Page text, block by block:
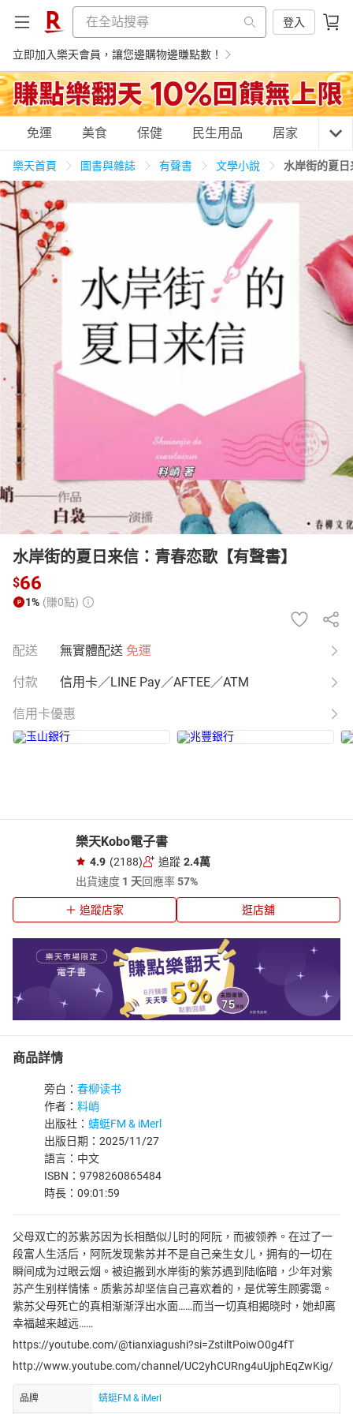
登入
立即加入樂天會員，讓您邊購物邊賺點數！
購物網分類
天天免運 養生保健
居家生活 3C家電 運動休閒 親子玩具
男裝 化妝保養
電子/紙本書
免運 美食 保健 民生用品 居家 3C
樂天首頁 圖書與雜誌 有聲書 文學小說 水岸街的夏
水岸街的夏日来信：青春恋歌【有聲書】
$66
1% (賺0點)
配送 無實體配送 免運
付款 信用卡／LINE Pay／AFTEE／ATM
信用卡優惠
樂天Kobo電子書
4.9 (2188) 追蹤 2.4萬
出貨速度 1 天回應率57%
追蹤店家 逛店舖
商品詳情
旁白： 春柳读书
作者： 料峭
出版社： 蜻蜓FM & iMerl
出版日期：2025/11/27
語言：中文
ISBN：9798260865484
時長：09:01:59
父母双亡的苏紫苏因为长相酷似儿时的阿阮，而被领养。在过了一
段富人生活后，阿阮发现紫苏并不是自己亲生女儿，拥有的一切在
瞬间成为过眼云烟。被迫搬到水岸街的紫苏遇到陆临暗，少年对紫
苏产生别样情愫。质紫苏却坚信自己喜欢着的，是优等生顾雾霭。
紫苏父母死亡的真相渐渐浮出水面……而当一切真相揭晓时，她却离
幸福越来越远……
https://youtube.com/@tianxiagushi?si=ZstiltPoiwO0g4fT
http://www.youtube.com/channel/UC2yhCURng4uUjphEqZwKig/
品牌 蜻蜓FM & iMerl